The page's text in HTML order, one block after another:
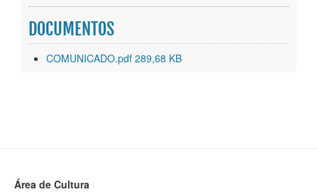
DOCUMENTOS
COMUNICADO.pdf 289,68 KB
Área de Cultura